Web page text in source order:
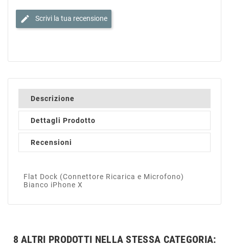
edit Scrivi la tua recensione
Descrizione
Dettagli Prodotto
Recensioni
Flat Dock (Connettore Ricarica e Microfono)
Bianco iPhone X
8 ALTRI PRODOTTI NELLA STESSA CATEGORIA: